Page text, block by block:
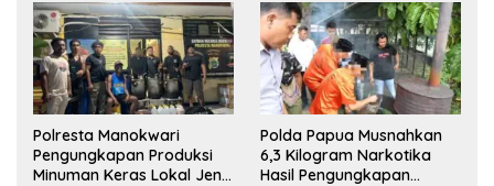
Polresta Manokwari
Pengungkapan Produksi
Minuman Keras Lokal Jenis
Polda Papua Musnahkan
6,3 Kilogram Narkotika
Hasil Pengungkapan